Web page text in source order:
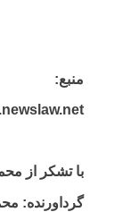
منبع:
با تشکر از
گرداورنده: